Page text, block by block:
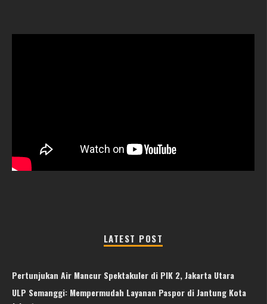
LATEST POST
Pertunjukan Air Mancur Spektakuler di PIK 2, Jakarta Utara
ULP Semanggi: Mempermudah Layanan Paspor di Jantung Kota